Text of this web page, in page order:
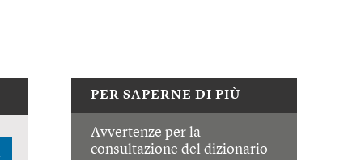
PER SAPERNE DI PIÙ
Avvertenze per la
consultazione del dizionario